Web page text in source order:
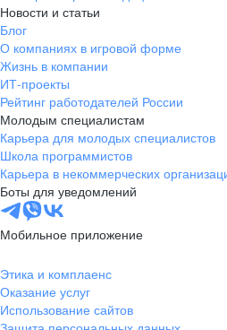
Новости и статьи
Блог
О компаниях в игровой форме
Жизнь в компании
ИТ-проекты
Рейтинг работодателей России
Молодым специалистам
Карьера для молодых специалистов
Школа программистов
Карьера в некоммерческих
Боты для уведомлений
Мобильное приложение
Этика и комплаенс
Оказание услуг
Использование сайтов